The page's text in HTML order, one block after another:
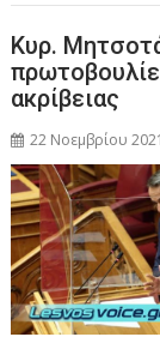
Κυρ.
ακρίβειας
22 Νοεμβρίου 2021